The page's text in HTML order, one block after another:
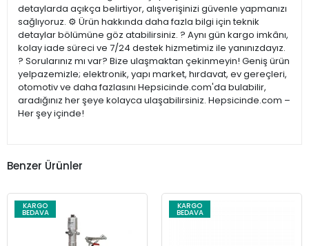
detaylarda açıkça belirtiyor, alışverişinizi güvenle yapmanızı
sağlıyoruz. ⚙️ Ürün hakkında daha fazla bilgi için teknik
detaylar bölümüne göz atabilirsiniz. ? Aynı gün kargo imkânı,
kolay iade süreci ve 7/24 destek hizmetimiz ile yanınızdayız.
? Sorularınız mı var? Bize ulaşmaktan çekinmeyin! Geniş ürün
yelpazemizle; elektronik, yapı market, hırdavat, ev gereçleri,
otomotiv ve daha fazlasını Hepsicinde.com'da bulabilir,
aradığınız her şeye kolayca ulaşabilirsiniz. Hepsicinde.com –
Her şey içinde!
Benzer Ürünler
KARGO
BEDAVA
KARGO
BEDAVA